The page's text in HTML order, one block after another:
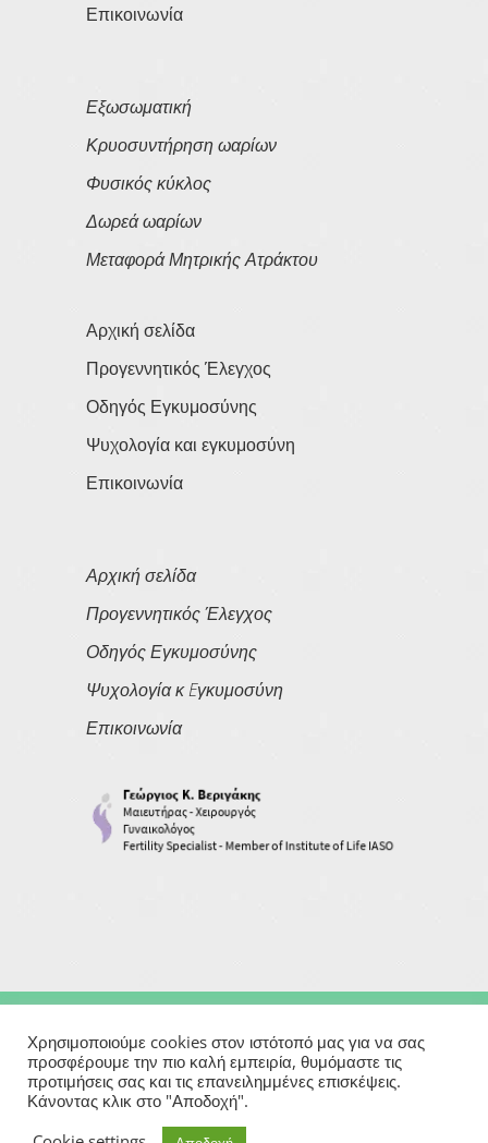
Επικοινωνία
Εξωσωματική
Κρυοσυντήρηση ωαρίων
Φυσικός κύκλος
Δωρεά ωαρίων
Μεταφορά Μητρικής Ατράκτου
Αρχική σελίδα
Προγεννητικός Έλεγχος
Οδηγός Εγκυμοσύνης
Ψυχολογία και εγκυμοσύνη
Επικοινωνία
Αρχική σελίδα
Προγεννητικός Έλεγχος
Οδηγός Εγκυμοσύνης
Ψυχολογία κ Eγκυμοσύνη
Επικοινωνία
Copyright © 2026Georgios Verigakis| All Rights Reserved
Powered By
Χρησιμοποιούμε cookies στον ιστότοπό μας για να σας
προσφέρουμε την πιο καλή εμπειρία, θυμόμαστε τις
προτιμήσεις σας και τις επανειλημμένες επισκέψεις.
Κάνοντας κλικ στο "Αποδοχή".